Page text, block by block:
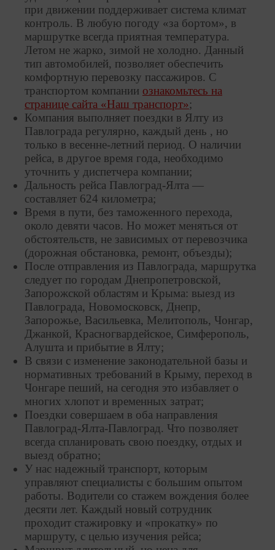
при движении поддерживает система климат
контроль. В любую погоду «за бортом», в
маршрутке всегда приятная температура.
Летом не жарко, зимой не холодно. Данный
тип автомобилей, позволяет обеспечить
комфортную перевозку пассажиров. С
транспортом компании ознакомьтесь на
странице сайта «Наш транспорт»;
Компания выполняет поездки в Ялту из
Павлограда регулярно, каждый день , но
только в весенне-летний период. О наличии
рейса, в другое время года, необходимо
уточнить у диспетчера компании;
Дальность рейса Павлоград-Ялта —
составляет 624 километра;
Время в пути, без таможенного перехода,
около девяти часов. Но может меняться от
обстоятельств, не зависимых от перевозчика
(дорожная обстановка, ремонт, объезды);
После отправления из Павлограда, маршрутка
следует по городам Днепропетровской,
Запорожской областям и Крыма: выезд из
Павлограда, Новомосковск, Днепр,
Запорожье, Васильевка, Мелитополь, Чонгар,
Джанкой, Красногвардейское, Симферополь,
Алушта и прибытие в Ялту;
В связи с изменение законодательной базы и
нормативных требований в Крыму, переход в
Чонгаре пеший, на сегодня это избавляет о
многих хлопот и временных затрат;
Поездки совершаем в оба направления
Павлоград-Ялта-Павлоград. Что позволяет
всегда спланировать свою поездку, отдых и
выезд обратно;
У нас надежный транспорт, которым
управляют специалисты с большим опытом
работы. Водители со стажем вождения более
десяти лет. Каждый новый сотрудник
проходит стажировку и «прокатку» по
маршруту, с целью изучения рейса;